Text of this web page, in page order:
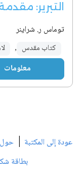
التبرير:
توماس ر. شراينر
كتاب مقدس ,
معلومات
عودة إلى المكتبة | حول
بطاقة